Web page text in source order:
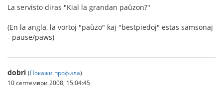
La servisto diras "Kial la grandan paŭzon?"
(En la angla, la vortoj "paŭzo" kaj "bestpiedoj" estas samsonaj
- pause/paws)
dobri (Покажи профила)
10 септември 2008, 15:04:45